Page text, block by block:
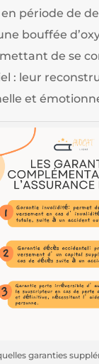
période de
bouffée
de se
: leur
et
garanties